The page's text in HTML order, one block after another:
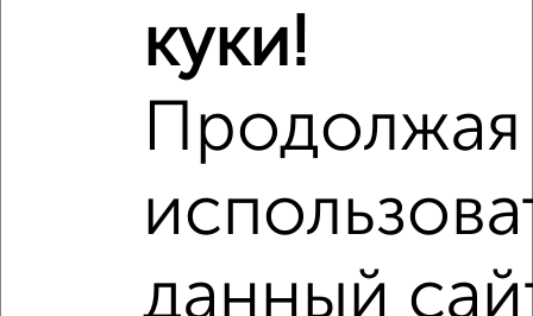
Сравнение средних цен
2‑комнатные квартиры с похожей площадью ±10%
6 040 000 ₽
5 150 000
куки!
Продолжая
данный